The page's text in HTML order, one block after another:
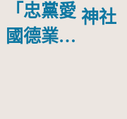
「忠黨愛
國德業並
神社